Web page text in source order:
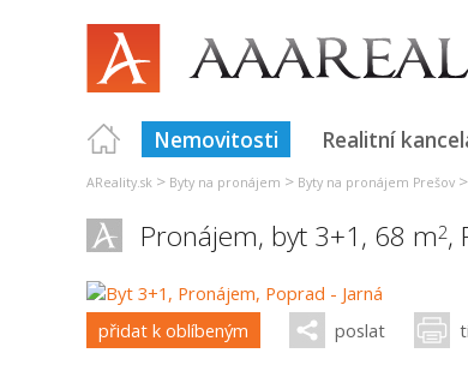
Nemovitosti Realitní
AReality.sk > Byty na pronájem > Byty na pronájem Prešov >
Pronájem, byt 3+1, 68 m2,
přidat k oblíbeným poslat